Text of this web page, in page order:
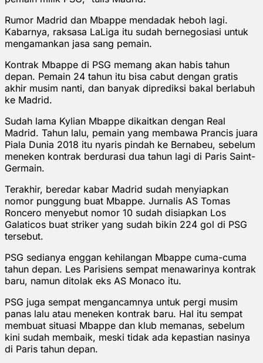
Rumor Madrid dan Mbappe mendadak heboh lagi.
Kabarnya, raksasa LaLiga itu sudah bernegosiasi untuk
mengamankan jasa sang pemain.
Kontrak Mbappe di PSG memang akan habis tahun
depan. Pemain 24 tahun itu bisa cabut dengan gratis
akhir musim nanti, dan banyak diprediksi bakal berlabuh
ke Madrid.
Sudah lama Kylian Mbappe dikaitkan dengan Real
Madrid. Tahun lalu, pemain yang membawa Prancis juara
Piala Dunia 2018 itu nyaris pindah ke Bernabeu, sebelum
meneken kontrak berdurasi dua tahun lagi di Paris Saint-
Germain.
Terakhir, beredar kabar Madrid sudah menyiapkan
nomor punggung buat Mbappe. Jurnalis AS Tomas
Roncero menyebut nomor 10 sudah disiapkan Los
Galaticos buat striker yang sudah bikin 224 gol di PSG
tersebut.
PSG sedianya enggan kehilangan Mbappe cuma-cuma
tahun depan. Les Parisiens sempat menawarinya kontrak
baru, namun ditolak eks AS Monaco itu.
PSG juga sempat mengancamnya untuk pergi musim
panas lalu atau meneken kontrak baru. Hal itu sempat
membuat situasi Mbappe dan klub memanas, sebelum
kini sudah membaik, meski tidak ada kepastian nasinya
di Paris tahun depan.